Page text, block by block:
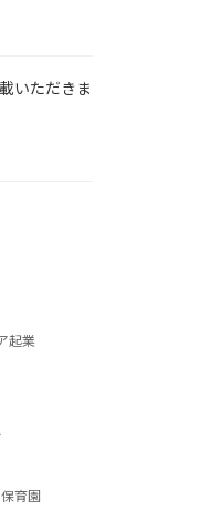
いただきま
起業
保育園